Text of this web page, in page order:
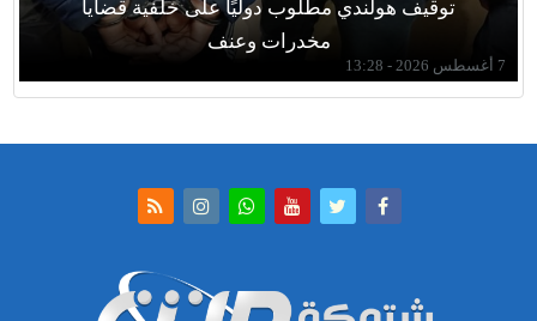
توقيف هولندي مطلوب دوليًا على خلفية قضايا
مخدرات وعنف
7 أغسطس 2026 - 13:28